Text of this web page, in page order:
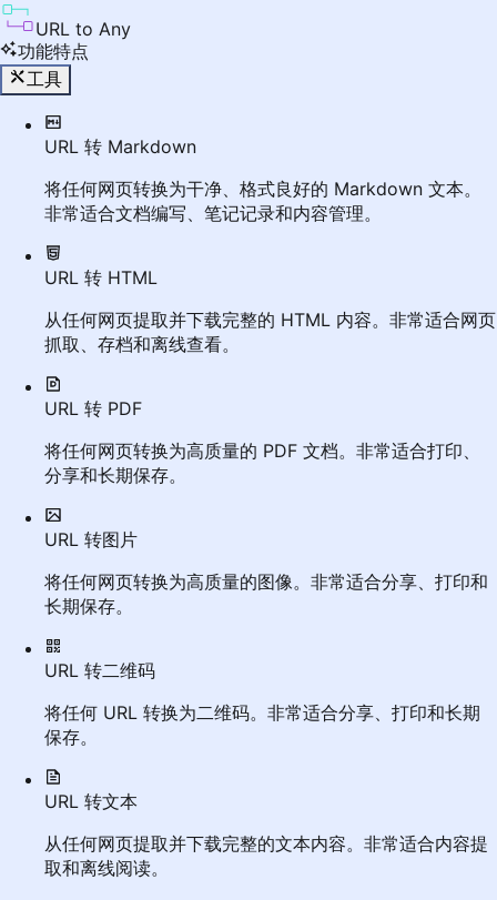
URL to Any
功能特点
工具
URL 转 Markdown
将任何网页转换为干净、格式良好的 Markdown 文本。
非常适合文档编写、笔记记录和内容管理。
URL 转 HTML
从任何网页提取并下载完整的 HTML 内容。非常适合网页
抓取、存档和离线查看。
URL 转 PDF
将任何网页转换为高质量的 PDF 文档。非常适合打印、
分享和长期保存。
URL 转图片
将任何网页转换为高质量的图像。非常适合分享、打印和
长期保存。
URL 转二维码
将任何 URL 转换为二维码。非常适合分享、打印和长期
保存。
URL 转文本
从任何网页提取并下载完整的文本内容。非常适合内容提
取和离线阅读。